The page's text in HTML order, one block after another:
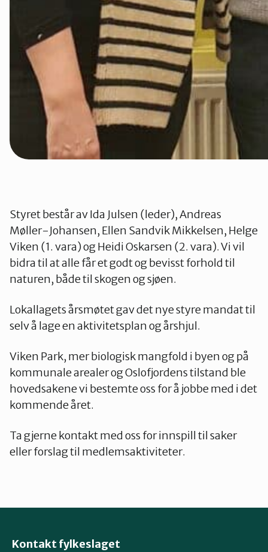
Styret består av Ida Julsen (leder), Andreas
Møller-Johansen, Ellen Sandvik Mikkelsen, Helge
Viken (1. vara) og Heidi Oskarsen (2. vara). Vi vil
bidra til at alle får et godt og bevisst forhold til
naturen, både til skogen og sjøen.
Lokallagets årsmøtet gav det nye styre mandat til
selv å lage en aktivitetsplan og årshjul.
Viken Park, mer biologisk mangfold i byen og på
kommunale arealer og Oslofjordens tilstand ble
hovedsakene vi bestemte oss for å jobbe med i det
kommende året.
Ta gjerne kontakt med oss for innspill til saker
eller forslag til medlemsaktiviteter.
Kontakt fylkeslaget